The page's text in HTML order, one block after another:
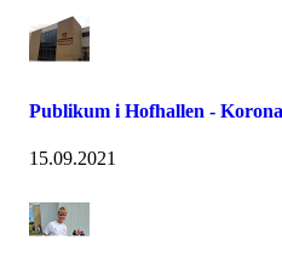
Publikum i Hofhallen -
15.09.2021